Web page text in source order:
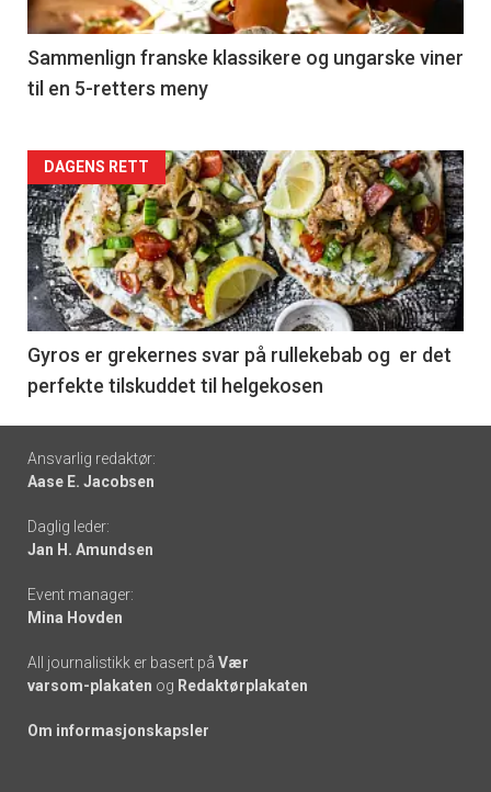
-
5
Sammenlign franske klassikere og ungarske viner
til en 5-retters meny
Forsiden
akkurat
nå
-
6
DAGENS RETT
Gyros er grekernes svar på rullekebab og er det
perfekte tilskuddet til helgekosen
Footer
-
links
Ansvarlig redaktør:
Aase E. Jacobsen
Daglig leder:
Jan H. Amundsen
Event manager:
Mina Hovden
All journalistikk er basert på Vær
varsom-plakaten og Redaktørplakaten
Om informasjonskapsler